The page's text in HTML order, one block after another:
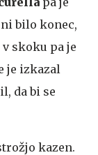
bilo konec,
skoku pa je
je izkazal
da bi se
kazen.